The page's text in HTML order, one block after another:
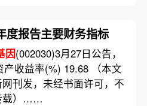
度报告主要财务指标
因(002030)3月27日公告，
收益率(%) 19.68 （本文
刊发，未经书面许可，不
载）……